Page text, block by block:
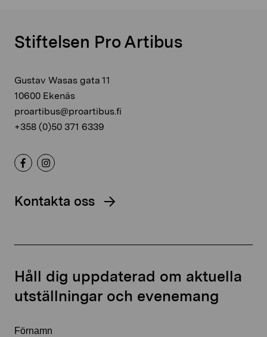
Stiftelsen Pro Artibus
Gustav Wasas gata 11
10600 Ekenäs
proartibus@proartibus.fi
+358 (0)50 371 6339
Kontakta oss
Håll dig uppdaterad om aktuella
utställningar och evenemang
Förnamn